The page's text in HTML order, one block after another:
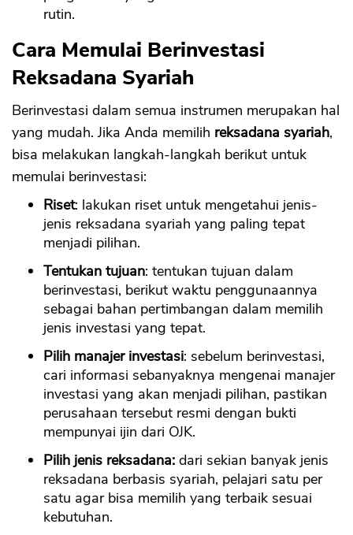
rutin.
Cara Memulai Berinvestasi
Reksadana Syariah
Berinvestasi dalam semua instrumen merupakan hal
yang mudah. Jika Anda memilih reksadana syariah,
bisa melakukan langkah-langkah berikut untuk
memulai berinvestasi:
Riset: lakukan riset untuk mengetahui jenis-
jenis reksadana syariah yang paling tepat
menjadi pilihan.
Tentukan tujuan: tentukan tujuan dalam
berinvestasi, berikut waktu penggunaannya
sebagai bahan pertimbangan dalam memilih
jenis investasi yang tepat.
Pilih manajer investasi: sebelum berinvestasi,
cari informasi sebanyaknya mengenai manajer
investasi yang akan menjadi pilihan, pastikan
perusahaan tersebut resmi dengan bukti
mempunyai ijin dari OJK.
Pilih jenis reksadana: dari sekian banyak jenis
reksadana berbasis syariah, pelajari satu per
satu agar bisa memilih yang terbaik sesuai
kebutuhan.